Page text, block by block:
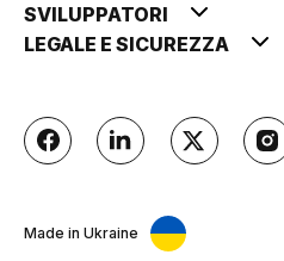
SVILUPPATORI
LEGALE E SICUREZZA
Made in Ukraine